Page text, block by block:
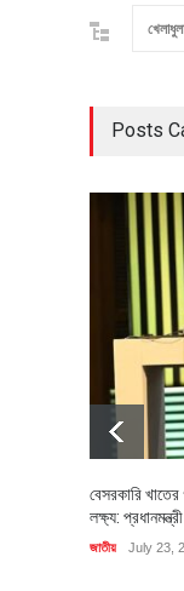
খেলাধুলা
Posts
বেসরকারি
লক্ষ্য: প্রধানমন্ত্রী
জাতীয় July 23,